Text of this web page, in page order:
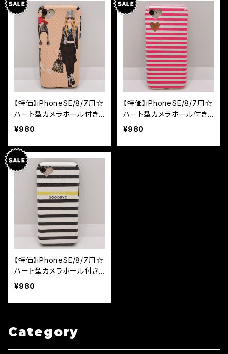
【特価】iPhoneSE/8/7用☆
ハート型カメラホール付き
ソフトケース ガール
¥980
【特価】iPhoneSE/8/7用☆
ハート型カメラホール付き
ソフトケース ハート
¥980
【特価】iPhoneSE/8/7用☆
ハート型カメラホール付き
ソフトケース ストライプ
¥980
Category